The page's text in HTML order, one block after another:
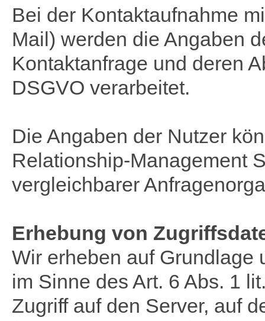
Bei der Kontaktaufnahme
Mail) werden die Angaben
Kontaktanfrage und deren
DSGVO verarbeitet.
Die Angaben der Nutzer
Relationship-Management
vergleichbarer
Erhebung von
Wir erheben auf Grundlage
im Sinne des Art. 6 Abs. 1
Zugriff auf den Server, auf